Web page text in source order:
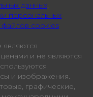
данных,
персональных
файлов cookies
являются
и не являются
и изображения.
графические,